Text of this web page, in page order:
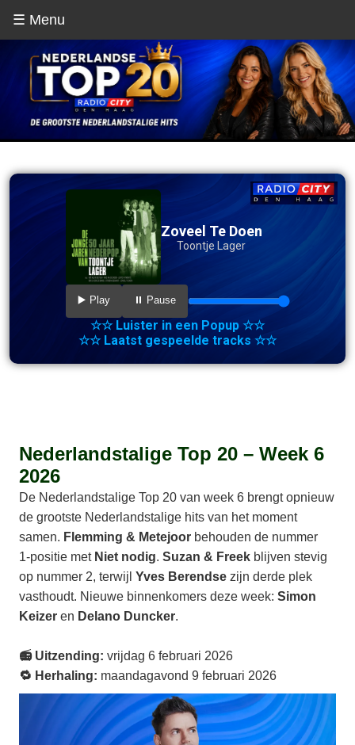
☰ Menu
Zoveel Te Doen
Toontje Lager
▶️ Play ⏸️ Pause
☆☆ Luister in een Popup ☆☆
☆☆ Laatst gespeelde tracks ☆☆
Nederlandstalige Top 20 – Week 6
2026
De Nederlandstalige Top 20 van week 6 brengt opnieuw
de grootste Nederlandstalige hits van het moment
samen. Flemming & Metejoor behouden de nummer
1‑positie met Niet nodig. Suzan & Freek blijven stevig
op nummer 2, terwijl Yves Berendse zijn derde plek
vasthoudt. Nieuwe binnenkomers deze week: Simon
Keizer en Delano Duncker.
📻 Uitzending: vrijdag 6 februari 2026
🔁 Herhaling: maandagavond 9 februari 2026